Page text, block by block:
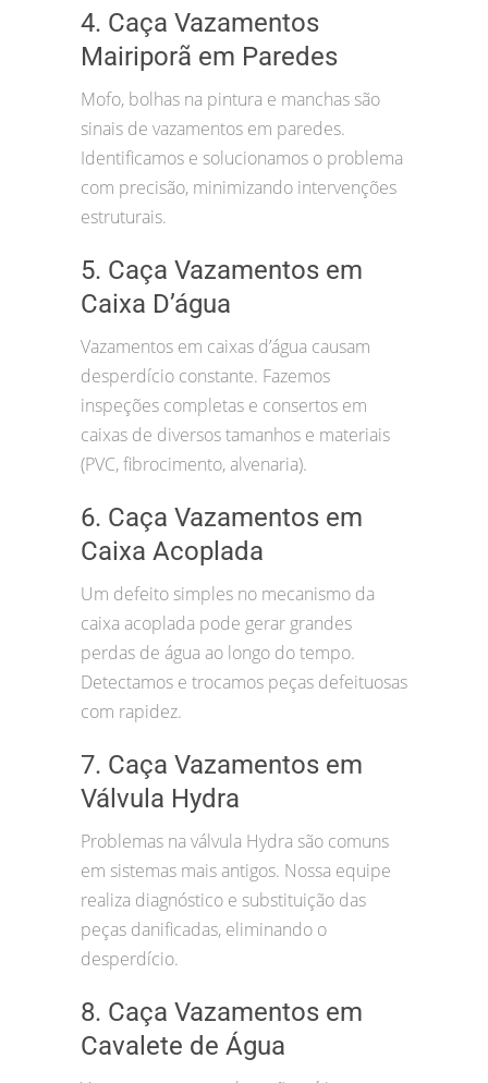
4. Caça Vazamentos
Mairiporã em Paredes
Mofo, bolhas na pintura e manchas são
sinais de vazamentos em paredes.
Identificamos e solucionamos o problema
com precisão, minimizando intervenções
estruturais.
5. Caça Vazamentos em
Caixa D’água
Vazamentos em caixas d’água causam
desperdício constante. Fazemos
inspeções completas e consertos em
caixas de diversos tamanhos e materiais
(PVC, fibrocimento, alvenaria).
6. Caça Vazamentos em
Caixa Acoplada
Um defeito simples no mecanismo da
caixa acoplada pode gerar grandes
perdas de água ao longo do tempo.
Detectamos e trocamos peças defeituosas
com rapidez.
7. Caça Vazamentos em
Válvula Hydra
Problemas na válvula Hydra são comuns
em sistemas mais antigos. Nossa equipe
realiza diagnóstico e substituição das
peças danificadas, eliminando o
desperdício.
8. Caça Vazamentos em
Cavalete de Água